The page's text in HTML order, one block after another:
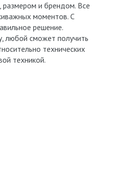
размером и брендом. Все
моментов. С
решение.
любой сможет получить
технических
техникой.